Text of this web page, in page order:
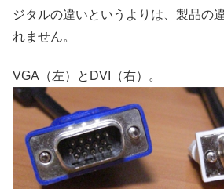
ジタルの違いというよりは、製品の
れません。
VGA（左）とDVI（右）。